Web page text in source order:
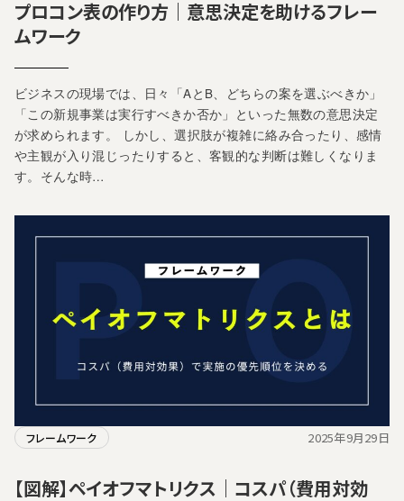
プロコン表の作り方｜意思決定を助けるフレー
ムワーク
ビジネスの現場では、日々「AとB、どちらの案を選ぶべきか」
「この新規事業は実行すべきか否か」といった無数の意思決定
が求められます。 しかし、選択肢が複雑に絡み合ったり、感情
や主観が入り混じったりすると、客観的な判断は難しくなりま
す。そんな時…
フレームワーク 2025年9月29日
【図解】ペイオフマトリクス｜コスパ（費用対効